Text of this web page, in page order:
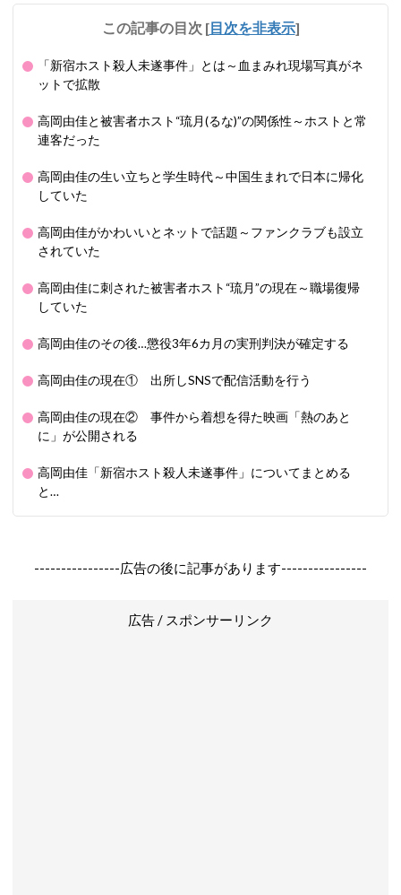
この記事の目次 [目次を非表示]
「新宿ホスト殺人未遂事件」とは～血まみれ現場写真がネ
ットで拡散
高岡由佳と被害者ホスト“琉月(るな)”の関係性～ホストと常
連客だった
高岡由佳の生い立ちと学生時代～中国生まれで日本に帰化
していた
高岡由佳がかわいいとネットで話題～ファンクラブも設立
されていた
高岡由佳に刺された被害者ホスト“琉月”の現在～職場復帰
していた
高岡由佳のその後…懲役3年6カ月の実刑判決が確定する
高岡由佳の現在① 出所しSNSで配信活動を行う
高岡由佳の現在② 事件から着想を得た映画「熱のあと
に」が公開される
高岡由佳「新宿ホスト殺人未遂事件」についてまとめる
と…
----------------広告の後に記事があります----------------
広告 / スポンサーリンク